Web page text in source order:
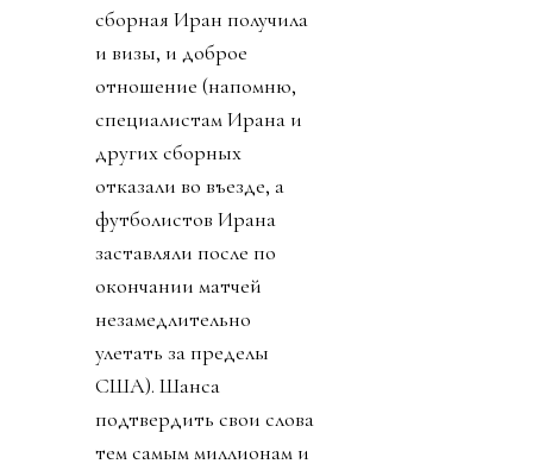
сборная Иран получила
и визы, и доброе
отношение (напомню,
специалистам Ирана и
других сборных
отказали во въезде, а
футболистов Ирана
заставляли после по
окончании матчей
незамедлительно
улетать за пределы
США). Шанса
подтвердить свои слова
тем самым миллионам и